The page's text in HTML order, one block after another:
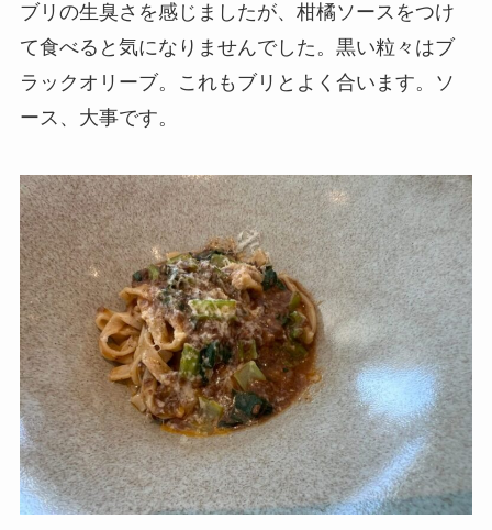
ブリの生臭さを感じましたが、柑橘ソースをつけ
て食べると気になりませんでした。黒い粒々はブ
ラックオリーブ。これもブリとよく合います。ソ
ース、大事です。